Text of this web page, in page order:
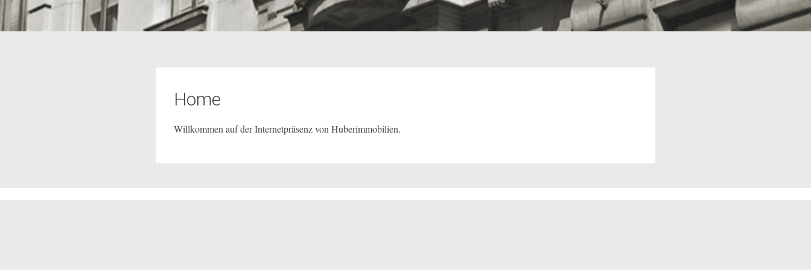
Home
Willkommen auf der Internetpräsenz von Huberimmobilien.